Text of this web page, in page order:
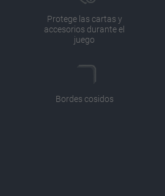
Protege las cartas y
accesorios durante el
juego
Bordes cosidos